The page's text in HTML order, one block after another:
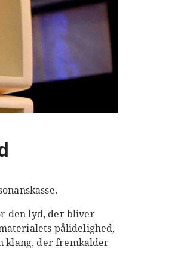
den lyd, der bliver
pålidelighed,
klang, der fremkalder